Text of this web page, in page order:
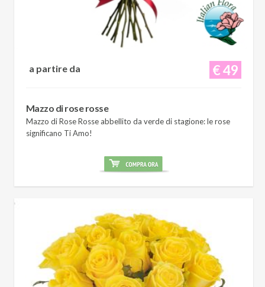
€ 49
a partire da
Mazzo di rose rosse
Mazzo di Rose Rosse abbellito da verde di stagione: le rose
significano Ti Amo!